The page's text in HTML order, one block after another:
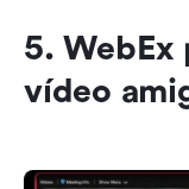
5. WebEx
vídeo